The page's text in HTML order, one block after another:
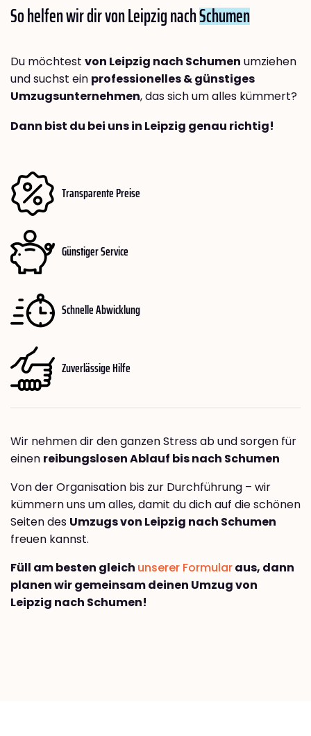
So helfen wir dir von Leipzig nachSchumen
Du möchtest von Leipzig nach Schumen umziehen
und suchst ein professionelles & günstiges
Umzugsunternehmen, das sich um alles kümmert?
Dann bist du bei uns in Leipzig genau richtig!
Transparente Preise
Günstiger Service
Schnelle Abwicklung
Zuverlässige Hilfe
Wir nehmen dir den ganzen Stress ab und sorgen für
einen reibungslosen Ablauf bis nach Schumen
Von der Organisation bis zur Durchführung – wir
kümmern uns um alles, damit du dich auf die schönen
Seiten des Umzugs von Leipzig nach Schumen
freuen kannst.
Füll am besten gleich unserer Formularaus, dann
planen wir gemeinsam deinen Umzug von
Leipzig nach Schumen!